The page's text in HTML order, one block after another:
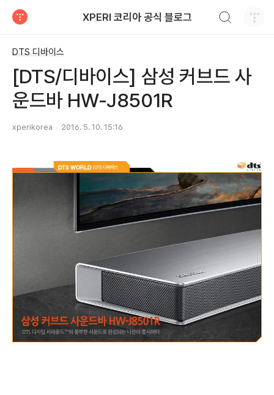
XPERI 코리아 공식 블로그
DTS 디바이스
[DTS/디바이스] 삼성 커브드 사
운드바 HW-J8501R
xperikorea 2016. 5. 10. 15:16